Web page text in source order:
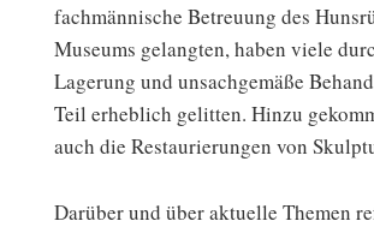
fachmännische Betreuung des
Museums gelangten, haben viele
Lagerung und unsachgemäße
Teil erheblich gelitten. Hinzu
auch die Restaurierungen von
Darüber und über aktuelle Themen